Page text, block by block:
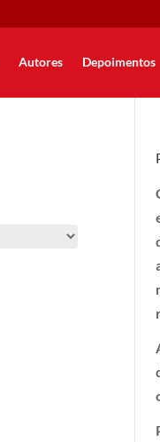
Autores Depoimentos